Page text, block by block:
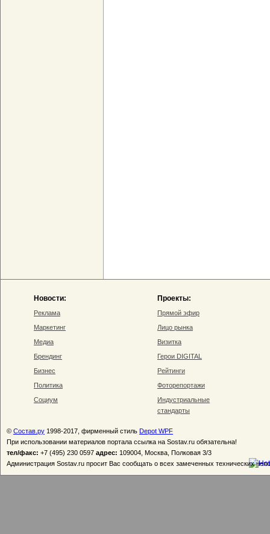
Новости:
Реклама
Маркетинг
Медиа
Брендинг
Бизнес
Политика
Социум
Проекты:
Прямой эфир
Лицо рынка
Визитка
Герои DIGITAL
Рейтинги
Фоторепортажи
Индустриальные
стандарты
© Состав.ру 1998-2017, фирменный стиль Depot WPF
При использовании материалов портала ссылка на Sostav.ru обязательна!
тел/факс: +7 (495) 230 0597 адрес: 109004, Москва, Полковая 3/3
Администрация Sostav.ru просит Вас сообщать о всех замеченных технических